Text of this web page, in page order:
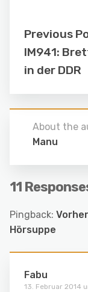
Previous
IM941:
in der DDR
About the
Manu
11
Pingback:
Hörsuppe
Fabu
13. Februar 2014